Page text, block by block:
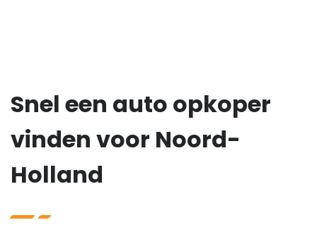
Snel een auto opkoper
vinden voor Noord-
Holland